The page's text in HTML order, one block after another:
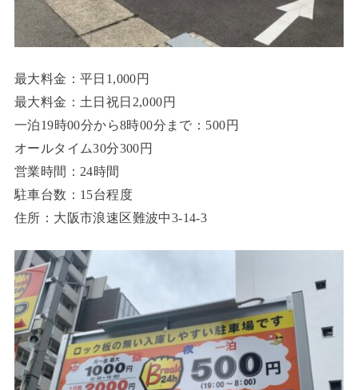
最大料金：平日1,000円
最大料金：土日祝日2,000円
一泊19時00分から8時00分まで：500円
オールタイム30分300円
営業時間：24時間
駐車台数：15台程度
住所：大阪市浪速区難波中3-14-3